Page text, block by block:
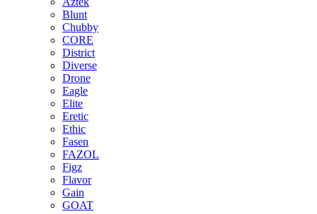
Blunt
Chubby
CORE
District
Diverse
Drone
Eagle
Elite
Eretic
Ethic
Fasen
FAZOL
Figz
Flavor
Gain
GOAT